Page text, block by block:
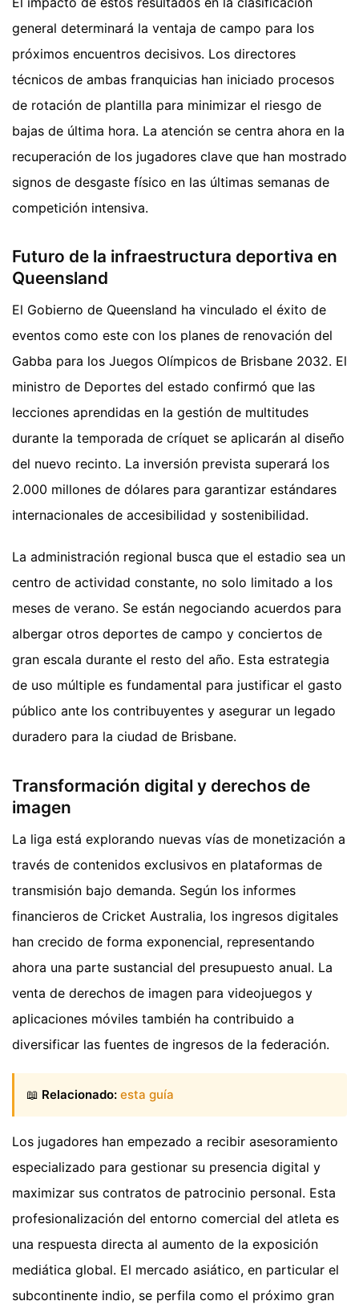
general determinará la ventaja de campo para los
próximos encuentros decisivos. Los directores
técnicos de ambas franquicias han iniciado procesos
de rotación de plantilla para minimizar el riesgo de
bajas de última hora. La atención se centra ahora en la
recuperación de los jugadores clave que han mostrado
signos de desgaste físico en las últimas semanas de
competición intensiva.
Futuro de la infraestructura deportiva en
Queensland
El Gobierno de Queensland ha vinculado el éxito de
eventos como este con los planes de renovación del
Gabba para los Juegos Olímpicos de Brisbane 2032. El
ministro de Deportes del estado confirmó que las
lecciones aprendidas en la gestión de multitudes
durante la temporada de críquet se aplicarán al diseño
del nuevo recinto. La inversión prevista superará los
2.000 millones de dólares para garantizar estándares
internacionales de accesibilidad y sostenibilidad.
La administración regional busca que el estadio sea un
centro de actividad constante, no solo limitado a los
meses de verano. Se están negociando acuerdos para
albergar otros deportes de campo y conciertos de
gran escala durante el resto del año. Esta estrategia
de uso múltiple es fundamental para justificar el gasto
público ante los contribuyentes y asegurar un legado
duradero para la ciudad de Brisbane.
Transformación digital y derechos de
imagen
La liga está explorando nuevas vías de monetización a
través de contenidos exclusivos en plataformas de
transmisión bajo demanda. Según los informes
financieros de Cricket Australia, los ingresos digitales
han crecido de forma exponencial, representando
ahora una parte sustancial del presupuesto anual. La
venta de derechos de imagen para videojuegos y
aplicaciones móviles también ha contribuido a
diversificar las fuentes de ingresos de la federación.
📖 Relacionado: esta guía
Los jugadores han empezado a recibir asesoramiento
especializado para gestionar su presencia digital y
maximizar sus contratos de patrocinio personal. Esta
profesionalización del entorno comercial del atleta es
una respuesta directa al aumento de la exposición
mediática global. El mercado asiático, en particular el
subcontinente indio, se perfila como el próximo gran